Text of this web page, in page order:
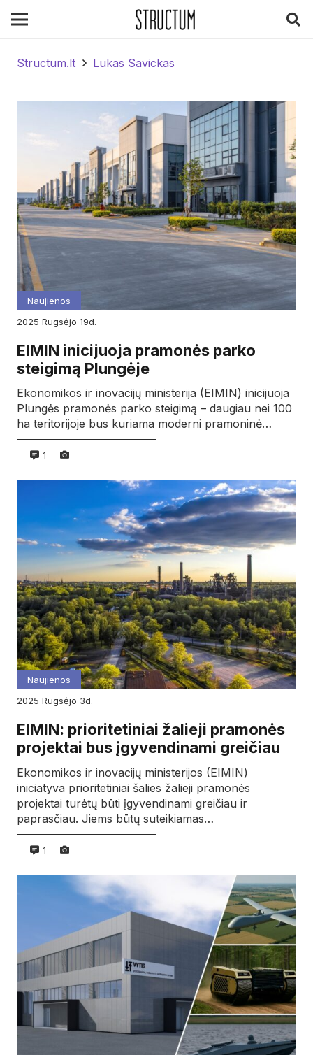
Structum.lt Lukas Savickas
Naujienos
2025
rugsėjo 19d.
EIMIN inicijuoja pramonės parko
steigimą Plungėje
Ekonomikos ir inovacijų ministerija (EIMIN) inicijuoja
Plungės pramonės parko steigimą – daugiau nei 100
ha teritorijoje bus kuriama moderni pramoninė…
1
Naujienos
2025
rugsėjo 3d.
EIMIN: prioritetiniai žalieji pramonės
projektai bus įgyvendinami greičiau
Ekonomikos ir inovacijų ministerijos (EIMIN)
iniciatyva prioritetiniai šalies žalieji pramonės
projektai turėtų būti įgyvendinami greičiau ir
paprasčiau. Jiems būtų suteikiamas…
1